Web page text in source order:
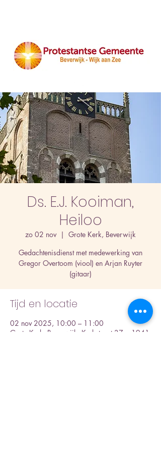
Ds. E.J. Kooiman,
Heiloo
zo 02 nov
  |
Grote Kerk, Beverwijk
Gedachtenisdienst met medewerking van
Gregor Overtoom (viool) en Arjan Ruyter
(gitaar)
Tijd en locatie
02 nov 2025, 10:00 – 11:00
Grote Kerk, Beverwijk, Kerkstraat 37a, 1941